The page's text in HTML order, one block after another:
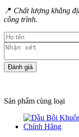
📍 Chất lượng khẳng
công trình.
Sản phẩm cùng loại